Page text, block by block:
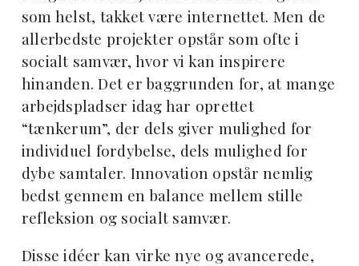
som helst, takket være internettet. Men de
allerbedste projekter opstår som ofte i
socialt samvær, hvor vi kan inspirere
hinanden. Det er baggrunden for, at mange
arbejdspladser idag har oprettet
“tænkerum”, der dels giver mulighed for
individuel fordybelse, dels mulighed for
dybe samtaler. Innovation opstår nemlig
bedst gennem en balance mellem stille
refleksion og socialt samvær.
Disse idéer kan virke nye og avancerede,